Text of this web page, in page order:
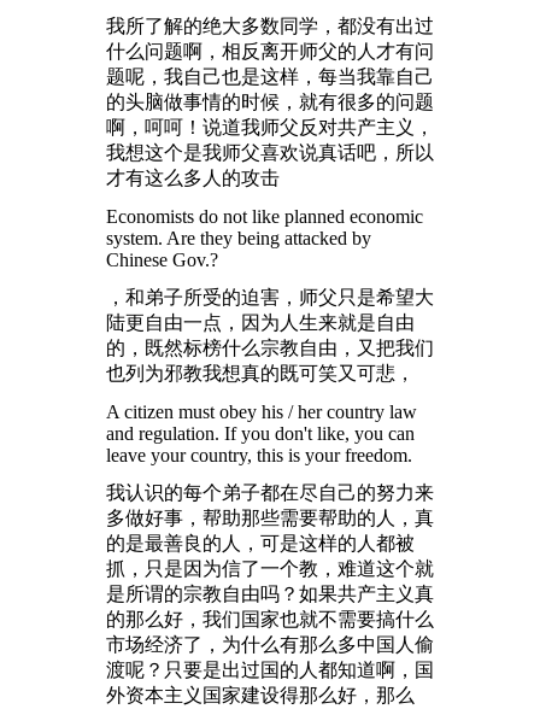
我所了解的绝大多数同学，都没有出过
什么问题啊，相反离开师父的人才有问
题呢，我自己也是这样，每当我靠自己
的头脑做事情的时候，就有很多的问题
啊，呵呵！说道我师父反对共产主义，
我想这个是我师父喜欢说真话吧，所以
才有这么多人的攻击
Economists do not like planned economic
system. Are they being attacked by
Chinese Gov.?
，和弟子所受的迫害，师父只是希望大
陆更自由一点，因为人生来就是自由
的，既然标榜什么宗教自由，又把我们
也列为邪教我想真的既可笑又可悲，
A citizen must obey his / her country law
and regulation. If you don't like, you can
leave your country, this is your freedom.
我认识的每个弟子都在尽自己的努力来
多做好事，帮助那些需要帮助的人，真
的是最善良的人，可是这样的人都被
抓，只是因为信了一个教，难道这个就
是所谓的宗教自由吗？如果共产主义真
的那么好，我们国家也就不需要搞什么
市场经济了，为什么有那么多中国人偷
渡呢？只要是出过国的人都知道啊，国
外资本主义国家建设得那么好，那么